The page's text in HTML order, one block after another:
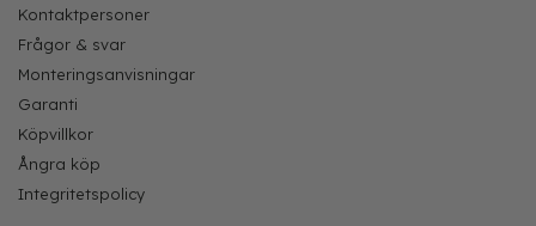
Kontaktpersoner
Frågor & svar
Monteringsanvisningar
Garanti
Köpvillkor
Ångra köp
Integritetspolicy